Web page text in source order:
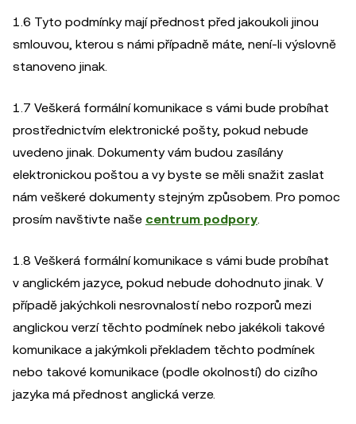
1.6 Tyto podmínky mají přednost před jakoukoli jinou
smlouvou, kterou s námi případně máte, není-li výslovně
stanoveno jinak.
1.7 Veškerá formální komunikace s vámi bude probíhat
prostřednictvím elektronické pošty, pokud nebude
uvedeno jinak. Dokumenty vám budou zasílány
elektronickou poštou a vy byste se měli snažit zaslat
nám veškeré dokumenty stejným způsobem. Pro pomoc
prosím navštivte naše centrum podpory.
1.8 Veškerá formální komunikace s vámi bude probíhat
v anglickém jazyce, pokud nebude dohodnuto jinak. V
případě jakýchkoli nesrovnalostí nebo rozporů mezi
anglickou verzí těchto podmínek nebo jakékoli takové
komunikace a jakýmkoli překladem těchto podmínek
nebo takové komunikace (podle okolností) do cizího
jazyka má přednost anglická verze.